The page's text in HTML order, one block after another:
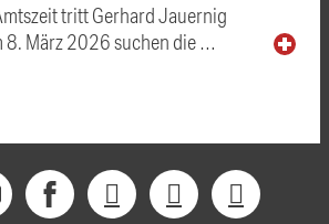
tritt Gerhard Jauernig
8. März 2026 suchen die …